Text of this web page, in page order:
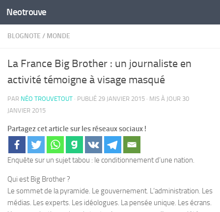
Skip to content
Neotrouve
BLOGNOTE / MONDE
La France Big Brother : un journaliste en
activité témoigne à visage masqué
PAR NÉO TROUVETOUT · PUBLIÉ 29 JANVIER 2015 · MIS À JOUR 30
JANVIER 2015
Partagez cet article sur les réseaux sociaux !
Enquête sur un sujet tabou : le conditionnement d’une nation.
Qui est Big Brother ?
Le sommet de la pyramide. Le gouvernement. L’administration. Les
médias. Les experts. Les idéologues. La pensée unique. Les écrans.